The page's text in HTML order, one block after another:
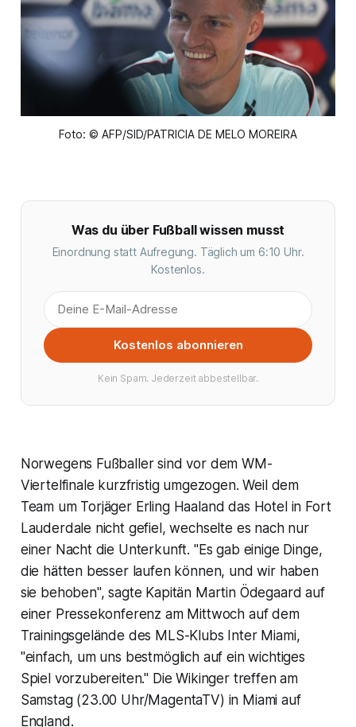
Foto: © AFP/SID/PATRICIA DE MELO MOREIRA
Was du über Fußball wissen musst
Einordnung statt Aufregung. Täglich um 6:10 Uhr.
Kostenlos.
Kostenlos abonnieren
Kein Spam. Jederzeit abbestellbar.
Norwegens Fußballer sind vor dem WM-
Viertelfinale kurzfristig umgezogen. Weil dem
Team um Torjäger Erling Haaland das Hotel in Fort
Lauderdale nicht gefiel, wechselte es nach nur
einer Nacht die Unterkunft. "Es gab einige Dinge,
die hätten besser laufen können, und wir haben
sie behoben", sagte Kapitän Martin Ödegaard auf
einer Pressekonferenz am Mittwoch auf dem
Trainingsgelände des MLS-Klubs Inter Miami,
"einfach, um uns bestmöglich auf ein wichtiges
Spiel vorzubereiten." Die Wikinger treffen am
Samstag (23.00 Uhr/MagentaTV) in Miami auf
England.